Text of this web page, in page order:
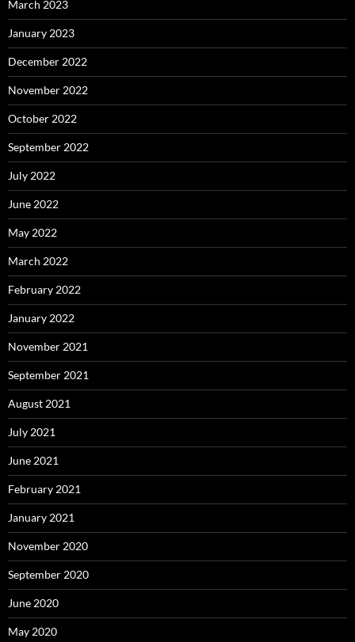
March 2023
January 2023
December 2022
November 2022
October 2022
September 2022
July 2022
June 2022
May 2022
March 2022
February 2022
January 2022
November 2021
September 2021
August 2021
July 2021
June 2021
February 2021
January 2021
November 2020
September 2020
June 2020
May 2020